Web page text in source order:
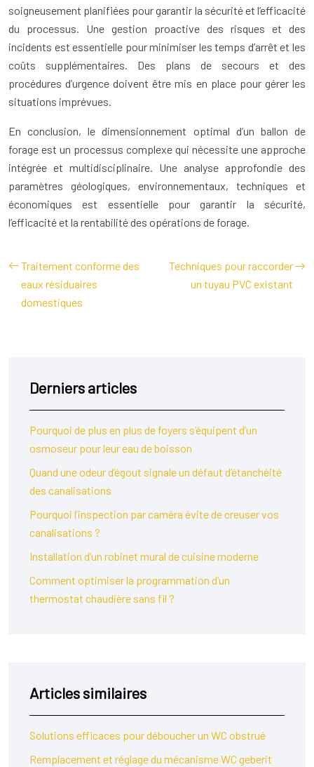
soigneusement planifiées pour garantir la sécurité et l’efficacité
du processus. Une gestion proactive des risques et des
incidents est essentielle pour minimiser les temps d’arrêt et les
coûts supplémentaires. Des plans de secours et des
procédures d’urgence doivent être mis en place pour gérer les
situations imprévues.
En conclusion, le dimensionnement optimal d’un ballon de
forage est un processus complexe qui nécessite une approche
intégrée et multidisciplinaire. Une analyse approfondie des
paramètres géologiques, environnementaux, techniques et
économiques est essentielle pour garantir la sécurité,
l’efficacité et la rentabilité des opérations de forage.
Traitement conforme des
eaux résiduaires
domestiques
Techniques pour raccorder
un tuyau PVC existant
Derniers articles
Pourquoi de plus en plus de foyers s’équipent d’un
osmoseur pour leur eau de boisson
Quand une odeur d’égout signale un défaut d’étanchéité
des canalisations
Pourquoi l’inspection par caméra évite de creuser vos
canalisations ?
Installation d’un robinet mural de cuisine moderne
Comment optimiser la programmation d’un
thermostat chaudière sans fil ?
Articles similaires
Solutions efficaces pour déboucher un WC obstrué
Remplacement et réglage du mécanisme WC geberit